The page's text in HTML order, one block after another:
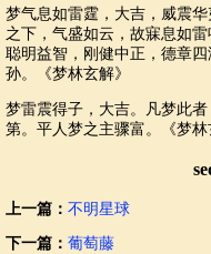
梦气息如雷霆，大吉，威震
之下，气盛如云，故寐息如
聪明益智，刚健中正，德章
孙。《梦林玄解》
梦雷震得子，大吉。凡梦此
第。平人梦之主骤富。《梦林
上一篇： 不明星球
下一篇： 葡萄藤